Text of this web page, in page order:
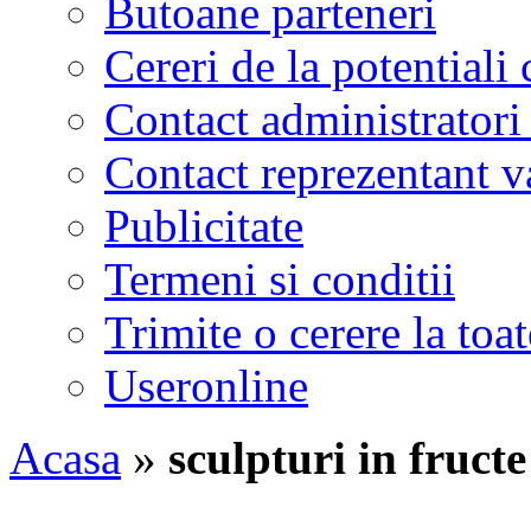
Butoane parteneri
Cereri de la potentiali
Contact
Contact reprezentant
Publicitate
Termeni si conditii
Trimite o cerere la
Useronline
Acasa » sculpturi in fructe